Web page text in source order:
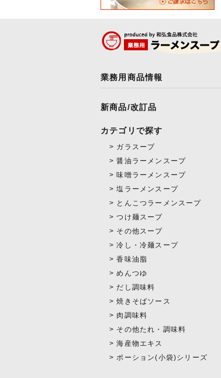
業務用商品情報
新商品/改訂品
カテゴリで探す
ガラスープ
醤油ラーメンスープ
味噌ラーメンスープ
塩ラーメンスープ
とんこつラーメンスープ
つけ麺スープ
その他スープ
冷し・冷麺スープ
香味油脂
めんつゆ
だし調味料
焼きそばソース
肉調味料
その他たれ・調味料
海産物エキス
ポーション(小袋)シリーズ